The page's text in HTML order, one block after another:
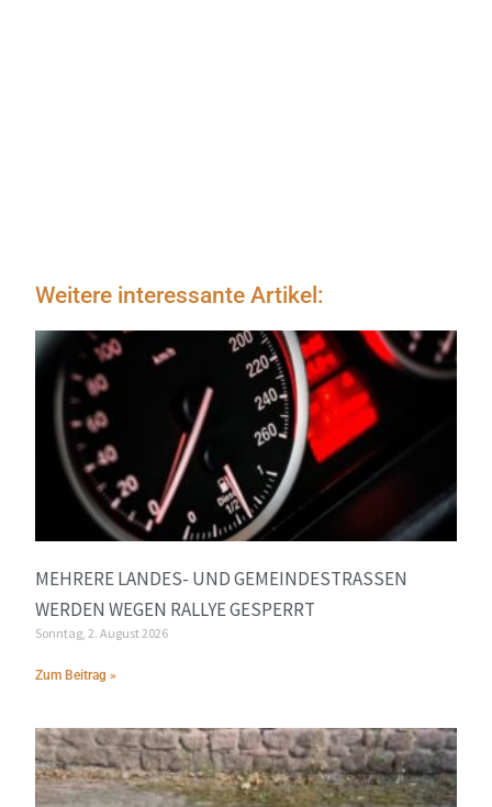
Weitere interessante Artikel:
MEHRERE LANDES- UND GEMEINDESTRASSEN W
ERDEN WEGEN RALLYE GESPERRT
Sonntag, 2. August 2026
Zum Beitrag »